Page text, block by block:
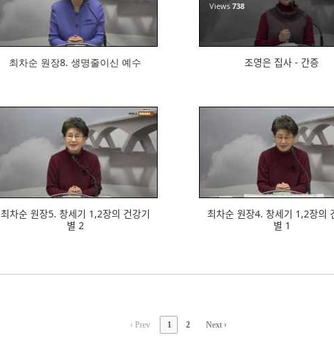
최차순 원장8. 생명줄이신 예수
Views738
조영은 집사 - 간증
최차순 원장5. 창세기 1,2장의 건강기
별 2
최차순 원장4. 창세기 1,2장의
별 1
‹ Prev 1 2 Next ›